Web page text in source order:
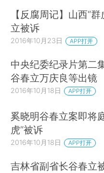
【反腐周记】山西“
立被诉
2016年10月23日 APP打开
中央纪委纪录片第二
谷春立万庆良等出镜
2016年10月18日 APP打开
奚晓明谷春立案即将
虎”被诉
2016年10月18日 APP打开
吉林省副省长谷春立